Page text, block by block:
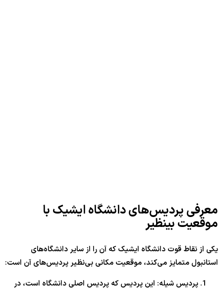
معرفی پردیس‌های دانشگاه ایشیک با
موقعیت بینظیر
یکی از نقاط قوت دانشگاه ایشیک که آن را از سایر دانشگاه‌های
استانبول متمایز می‌کند، موقعیت مکانی بی‌نظیر پردیس‌های آن است:
پردیس شیله: این پردیس که پردیس اصلی دانشگاه است، در